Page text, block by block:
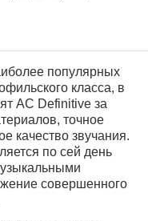
популярных
класса, в
АС Definitive за
точное
качество звучания.
по сей день
совершенного